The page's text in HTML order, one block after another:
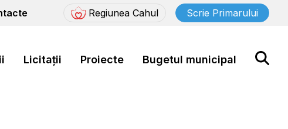
Regiunea Cahul Scrie Primarului
Licitații Proiecte Bugetul municipal